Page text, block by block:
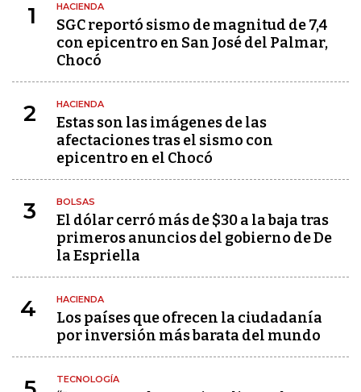
1 HACIENDA
SGC reportó sismo de magnitud de 7,4
con epicentro en San José del Palmar,
Chocó
2 HACIENDA
Estas son las imágenes de las
afectaciones tras el sismo con
epicentro en el Chocó
3 BOLSAS
El dólar cerró más de $30 a la baja tras
primeros anuncios del gobierno de De
la Espriella
4 HACIENDA
Los países que ofrecen la ciudadanía
por inversión más barata del mundo
TECNOLOGÍA